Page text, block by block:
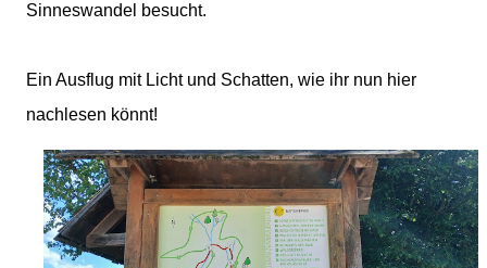
Sinneswandel besucht.
Ein Ausflug mit Licht und Schatten, wie ihr nun hier
nachlesen könnt!